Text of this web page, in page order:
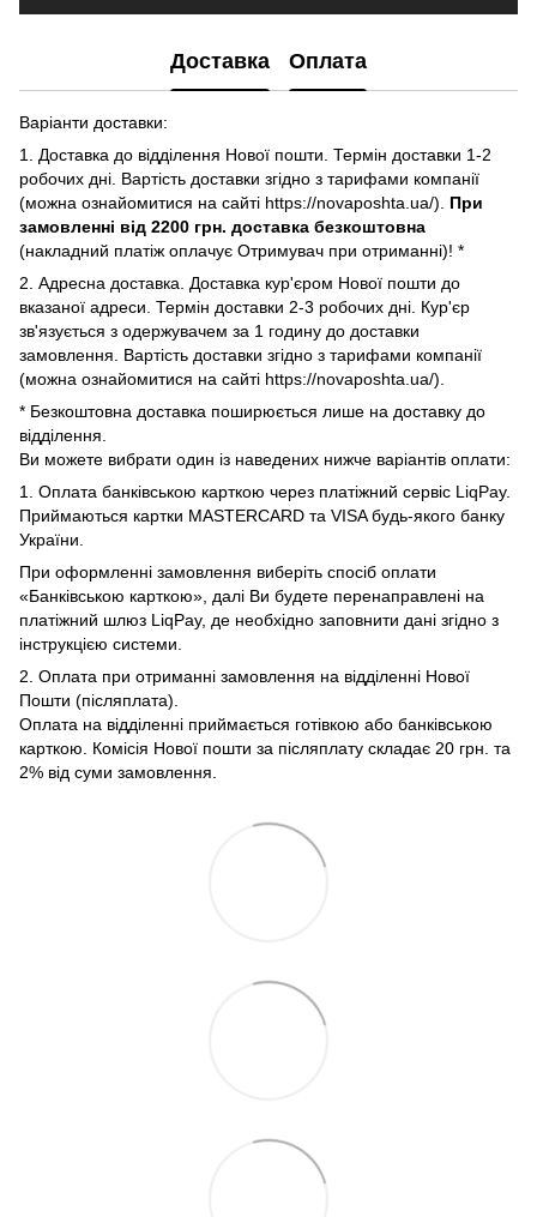
Доставка Оплата
Варіанти доставки:
1. Доставка до відділення Нової пошти. Термін доставки 1-2
робочих дні. Вартість доставки згідно з тарифами компанії
(можна ознайомитися на сайті https://novaposhta.ua/). При
замовленні від 2200 грн. доставка безкоштовна
(накладний платіж оплачує Отримувач при отриманні)! *
2. Адресна доставка. Доставка кур'єром Нової пошти до
вказаної адреси. Термін доставки 2-3 робочих дні. Кур'єр
зв'язується з одержувачем за 1 годину до доставки
замовлення. Вартість доставки згідно з тарифами компанії
(можна ознайомитися на сайті https://novaposhta.ua/).
* Безкоштовна доставка поширюється лише на доставку до
відділення.
Ви можете вибрати один із наведених нижче варіантів оплати:
1. Оплата банківською карткою через платіжний сервіс LiqPay.
Приймаються картки MASTERCARD та VISA будь-якого банку
України.
При оформленні замовлення виберіть спосіб оплати
«Банківською карткою», далі Ви будете перенаправлені на
платіжний шлюз LiqPay, де необхідно заповнити дані згідно з
інструкцією системи.
2. Оплата при отриманні замовлення на відділенні Нової
Пошти (післяплата).
Оплата на відділенні приймається готівкою або банківською
карткою. Комісія Нової пошти за післяплату складає 20 грн. та
2% від суми замовлення.